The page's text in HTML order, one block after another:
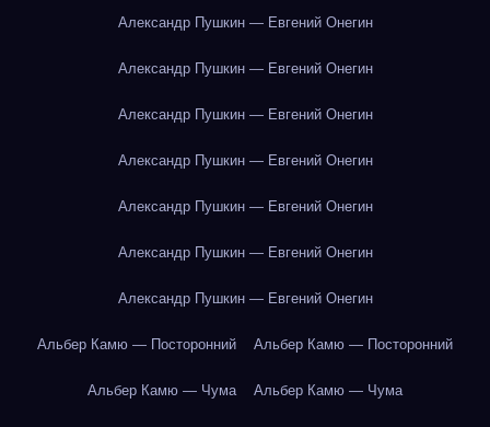
Александр Пушкин — Евгений Онегин
Александр Пушкин — Евгений Онегин
Александр Пушкин — Евгений Онегин
Александр Пушкин — Евгений Онегин
Александр Пушкин — Евгений Онегин
Александр Пушкин — Евгений Онегин
Александр Пушкин — Евгений Онегин
Альбер Камю — Посторонний Альбер Камю — Посторонний
Альбер Камю — Чума Альбер Камю — Чума